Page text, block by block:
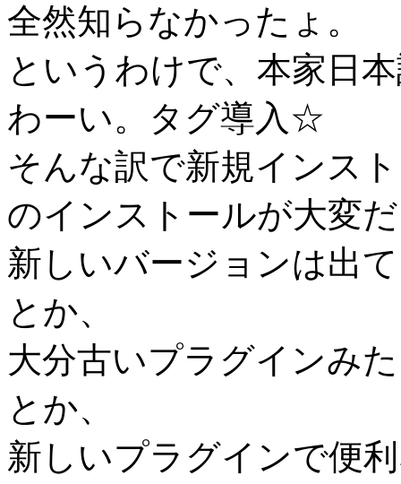
全然知らなかったょ。
というわけで、本家日
わーい。タグ導入☆
そんな訳で新規インス
のインストールが大変
新しいバージョンは出
とか、
大分古いプラグインみ
とか、
新しいプラグインで便